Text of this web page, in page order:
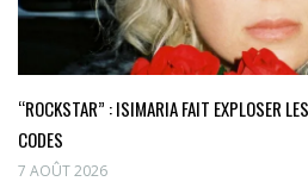
“ROCKSTAR” : ISIMARIA FAIT EXPLOSER
CODES
7 AOÛT 2026